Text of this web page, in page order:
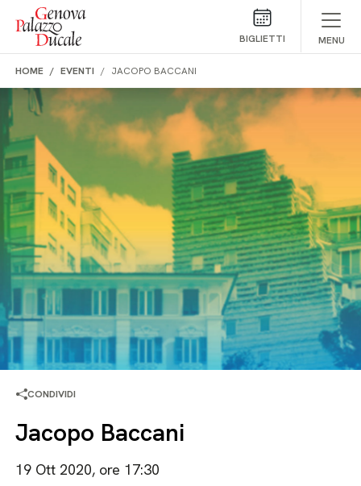
Salta al contenuto
BIGLIETTI MENU
HOME EVENTI JACOPO BACCANI
CONDIVIDI
Jacopo Baccani
19 Ott 2020, ore 17:30